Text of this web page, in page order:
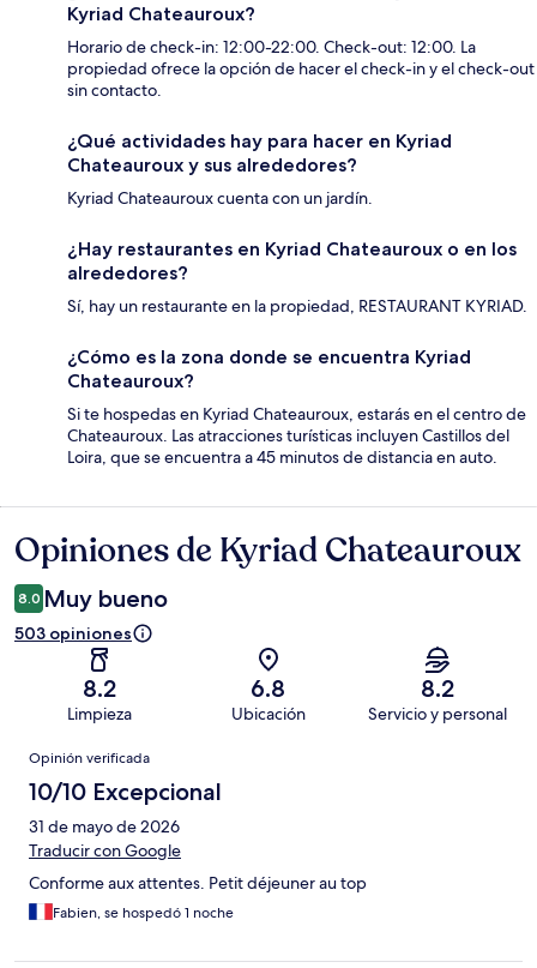
Kyriad Chateauroux?
Horario de check-in: 12:00-22:00. Check-out: 12:00. La
propiedad ofrece la opción de hacer el check-in y el check-out
sin contacto.
¿Qué actividades hay para hacer en Kyriad
Chateauroux y sus alrededores?
Kyriad Chateauroux cuenta con un jardín.
¿Hay restaurantes en Kyriad Chateauroux o en los
alrededores?
Sí, hay un restaurante en la propiedad, RESTAURANT KYRIAD.
¿Cómo es la zona donde se encuentra Kyriad
Chateauroux?
Si te hospedas en Kyriad Chateauroux, estarás en el centro de
Chateauroux. Las atracciones turísticas incluyen Castillos del
Loira, que se encuentra a 45 minutos de distancia en auto.
Opiniones
Opiniones de Kyriad Chateauroux
8.0 Muy bueno
503 opiniones
8.2
Limpieza
6.8
Ubicación
8.2
Servicio y personal
Opiniones
Opinión verificada
10/10 Excepcional
31 de mayo de 2026
Traducir con Google
Conforme aux attentes. Petit déjeuner au top
Fabien, se hospedó 1 noche